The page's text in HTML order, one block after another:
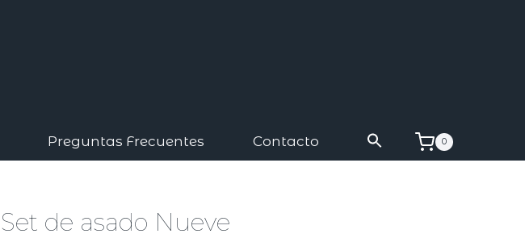
Preguntas Frecuentes Contacto 0
Set de asado Nueve